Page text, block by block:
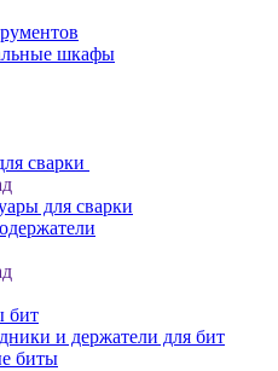
шкафы
сварки
для сварки
бит
и держатели для бит
биты